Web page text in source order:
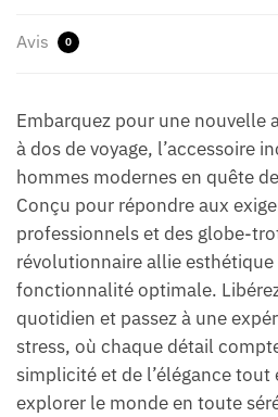
Avis 0
Embarquez pour une nouvelle
à dos de voyage, l’accessoire
hommes modernes en quête
Conçu pour répondre aux
professionnels et des globe-
révolutionnaire allie
fonctionnalité optimale.
quotidien et passez à une
stress, où chaque détail
simplicité et de l’élégance tout
explorer le monde en toute